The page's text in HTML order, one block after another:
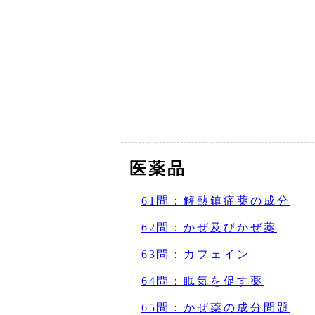
医薬品
61問：解熱鎮痛薬の成分
62問：かぜ及びかぜ薬
63問：カフェイン
64問：眠気を促す薬
65問：かぜ薬の成分問題